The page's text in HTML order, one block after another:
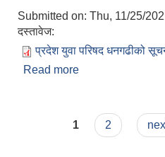
Submitted on: Thu, 11/25/
दस्तावेज:
प्रदेश युवा परिषद धनगढीको
Read more
Pages
1 2